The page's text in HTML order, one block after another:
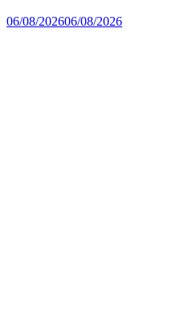
06/08/202606/08/2026